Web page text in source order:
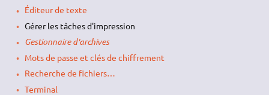
Éditeur de texte
Gérer les tâches d'impression
Gestionnaire d'archives
Mots de passe et clés de chiffrement
Recherche de fichiers…
Terminal